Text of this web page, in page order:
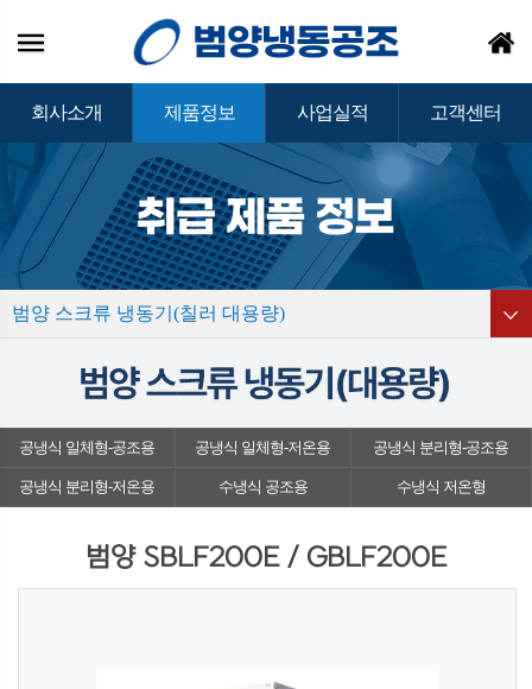
회사소개 제품정보 사업실적 고객센터
범양 스크류 냉동기(칠러 대용량)
공냉식 일체형-공조용 공냉식 일체형-저온용 공냉식 분리형-공조용
공냉식 분리형-저온용 수냉식 공조용 수냉식 저온형
범양 SBLF200E / GBLF200E